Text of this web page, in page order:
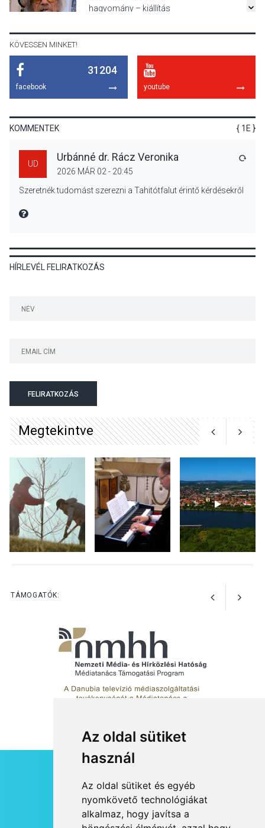
Az oldal sütiket
használ
Az oldal sütiket és egyéb
nyomkövető technológiákat
alkalmaz, hogy javítsa a
hagyomány – kiállítás
Surány Fesztivált
Mordái folk-rock koncert
parton
KULTÚRA
Különleges nyári élményt
gyümölcsök
termésmennyisége
KULTÚRA 2026 AUG 04
Bogdányban programokkal
teli búcsúhétvége lesz
KÖZÉLET
Megújulnak Szentendre
Kánikulában még
veszélyesebbek a
kullancsok
KÖVESSEN MINKET!
31204
facebook youtube
KOMMENTEK { 1E }
UD
Urbánné dr. Rácz Veronika
2026 MÁR 02 - 20:45
Szeretnék tudomást szerezni a Tahitótfalut érintő kérdésekről
MIRE MONDTA
HÍRLEVÉL FELIRATKOZÁS
FELIRATKOZÁS
Megtekintve
TÁMOGATÓK:
HÍRLEVÉL
RSS
JOGI NYILATKOZAT